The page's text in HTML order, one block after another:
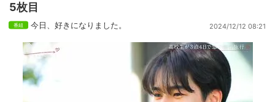
5枚目
今日、好きになりました。 2024/12/12 08:21